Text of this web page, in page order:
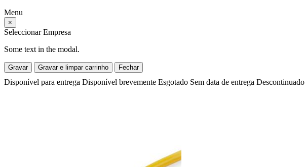
Menu
×
Seleccionar Empresa
Some text in the modal.
Gravar Gravar e limpar carrinho Fechar
Disponível para entrega Disponível brevemente Esgotado Sem data de entrega Descontinuado